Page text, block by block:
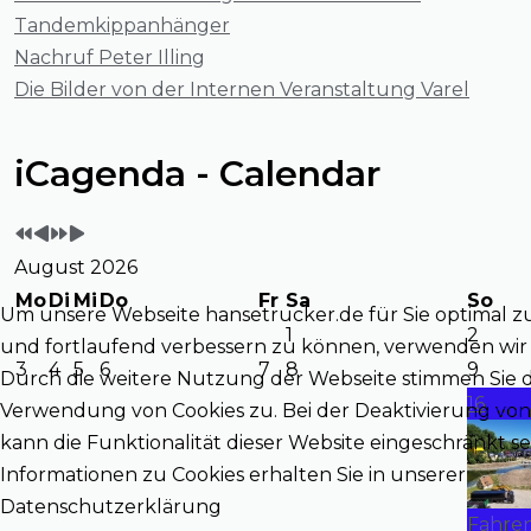
Tandemkippanhänger
Nachruf Peter Illing
Die Bilder von der Internen Veranstaltung Varel
iCagenda - Calendar
Jahr
Monat
JahrMonat
August 2026
MoDi Mi Do Fr Sa
So
1
2
3
4 5 6 7 8 9
16
Um unsere Webseite hansetrucker.de für Sie optimal
und fortlaufend verbessern zu können, verwenden wir
Durch die weitere Nutzung der Webseite stimmen Sie
Verwendung von Cookies zu. Bei der Deaktivierung von
kann die Funktionalität dieser Website eingeschränkt
Informationen zu Cookies erhalten Sie in unserer
Datenschutzerklärung